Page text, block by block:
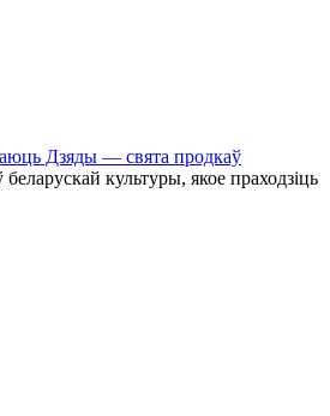
Дзяды — свята продкаў
культуры, якое праходзіць